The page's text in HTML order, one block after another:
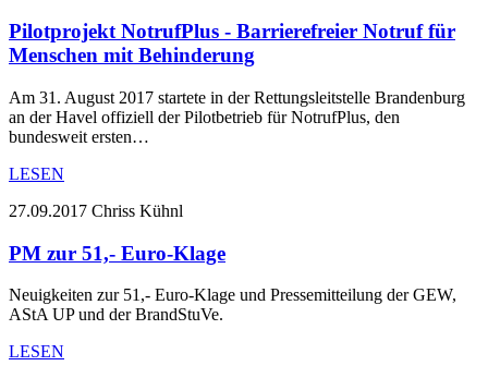
Pilotprojekt NotrufPlus - Barrierefreier Notruf für
Menschen mit Behinderung
Am 31. August 2017 startete in der Rettungsleitstelle Brandenburg
an der Havel offiziell der Pilotbetrieb für NotrufPlus, den
bundesweit ersten…
LESEN
27.09.2017 Chriss Kühnl
PM zur 51,- Euro-Klage
Neuigkeiten zur 51,- Euro-Klage und Pressemitteilung der GEW,
AStA UP und der BrandStuVe.
LESEN